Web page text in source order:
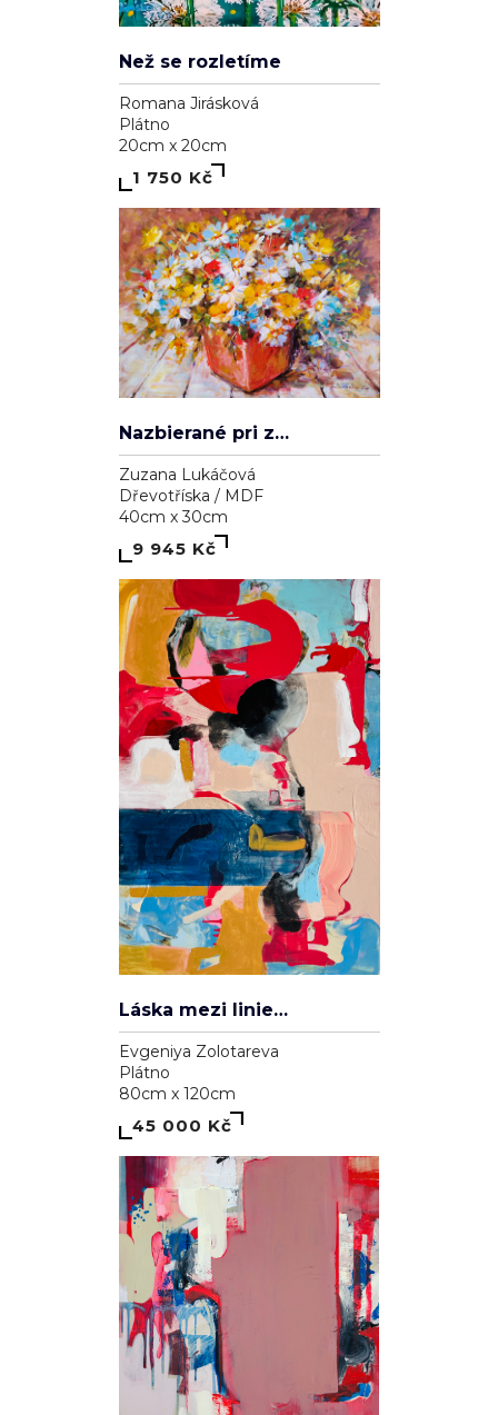
Než se rozletíme
Romana Jirásková
Plátno
20cm x 20cm
1 750 Kč
Nazbierané pri západe slnka
Zuzana Lukáčová
Dřevotříska / MDF
40cm x 30cm
9 945 Kč
Láska mezi liniemi
Evgeniya Zolotareva
Plátno
80cm x 120cm
45 000 Kč